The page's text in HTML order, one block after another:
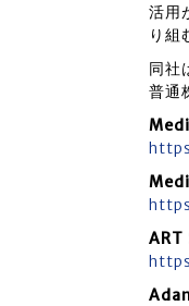
活用
り組
同社
普通